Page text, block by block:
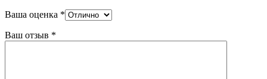
Ваша оценка *
Ваш отзыв *